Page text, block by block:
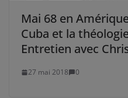
Mai 68 en
Cuba et la
Entretien avec
27 mai 2018 0